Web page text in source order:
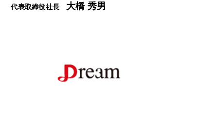
代表取締役社長 大橋 秀男